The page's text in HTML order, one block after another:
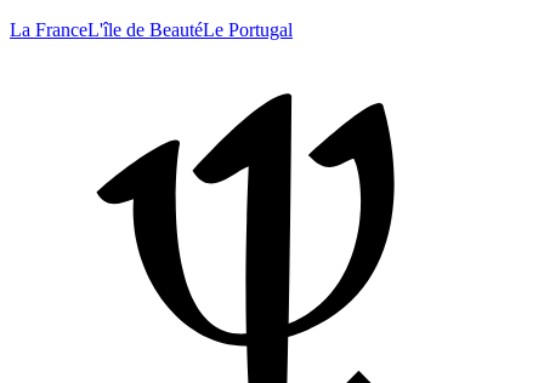
La FranceL'île de BeautéLe Portugal